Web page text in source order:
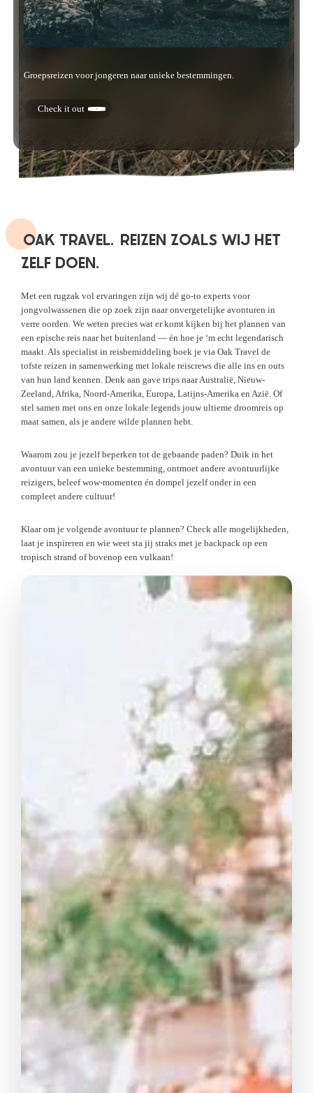
Groepsreizen voor jongeren naar unieke bestemmingen.
Check it out
OAK TRAVEL. REIZEN ZOALS WIJ HET
ZELF DOEN.
Met een rugzak vol ervaringen zijn wij dé go-to experts voor
jongvolwassenen die op zoek zijn naar onvergetelijke avonturen in
verre oorden. We weten precies wat er komt kijken bij het plannen van
een epische reis naar het buitenland — én hoe je ‘m echt legendarisch
maakt. Als specialist in reisbemiddeling boek je via Oak Travel de
tofste reizen in samenwerking met lokale reiscrews die alle ins en outs
van hun land kennen. Denk aan gave trips naar Australië, Nieuw-
Zeeland, Afrika, Noord-Amerika, Europa, Latijns-Amerika en Azië. Of
stel samen met ons en onze lokale legends jouw ultieme droomreis op
maat samen, als je andere wilde plannen hebt.
Waarom zou je jezelf beperken tot de gebaande paden? Duik in het
avontuur van een unieke bestemming, ontmoet andere avontuurlijke
reizigers, beleef wow-momenten én dompel jezelf onder in een
compleet andere cultuur!
Klaar om je volgende avontuur te plannen? Check alle mogelijkheden,
laat je inspireren en wie weet sta jij straks met je backpack op een
tropisch strand of bovenop een vulkaan!